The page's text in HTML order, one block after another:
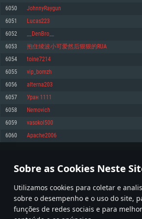
Sobre as Cookies Neste
Utilizamos cookies para coletar e
sobre o desempenho e o uso do site,
funções de redes sociais e para
Memória: 4GB
Placa Gráfica: Placa com DirectX 11: AMD
GTX 660. Resolução mínima suportada: 720p
Network: Internet de banda larga.
Disco: 23,1 GB
Recomendado
superior, Radeon RX 570 ou superior
Disco: 75,9 GB
Memória: 6 GB
Placa Gráfica: Intel Iris Pro 5200 (Mac),
Resolução mínima suportada: 720p com suporte
Network: Internet de banda larga.
Disco: 21,5 GB
Recomendado
Network: Internet de banda larga.
Memória: 4 GB
Placa Gráfica: NVIDIA 660 com os drivers mais
meses) / equivalentes AMD com os drivers mais
Vulkan (não mais de 6 meses); Resolução
Network: Internet de banda larga.
Disco: 21,5 GB
Recomendado
Sistema Operativo: Ubuntu 20.04 64bit
Processador: Intel Core i7
Memória: 16 GB
Placa Gráfica: NVIDIA 1060 com os drivers mais
meses) / equivalentes AMD (Radeon RX 570)
Network: Internet de banda larga.
6050 JohnnyRaygun
6051 Lucas223
6052 __DenBro__
6053 抱住绫波小可爱然后狠狠的RUA
6054 toine7214
6055 vip_bomzh
6056 alterna203
6057 Уран 1111
6058 Nemovich
6059 vasokol500
6060 Apache2006